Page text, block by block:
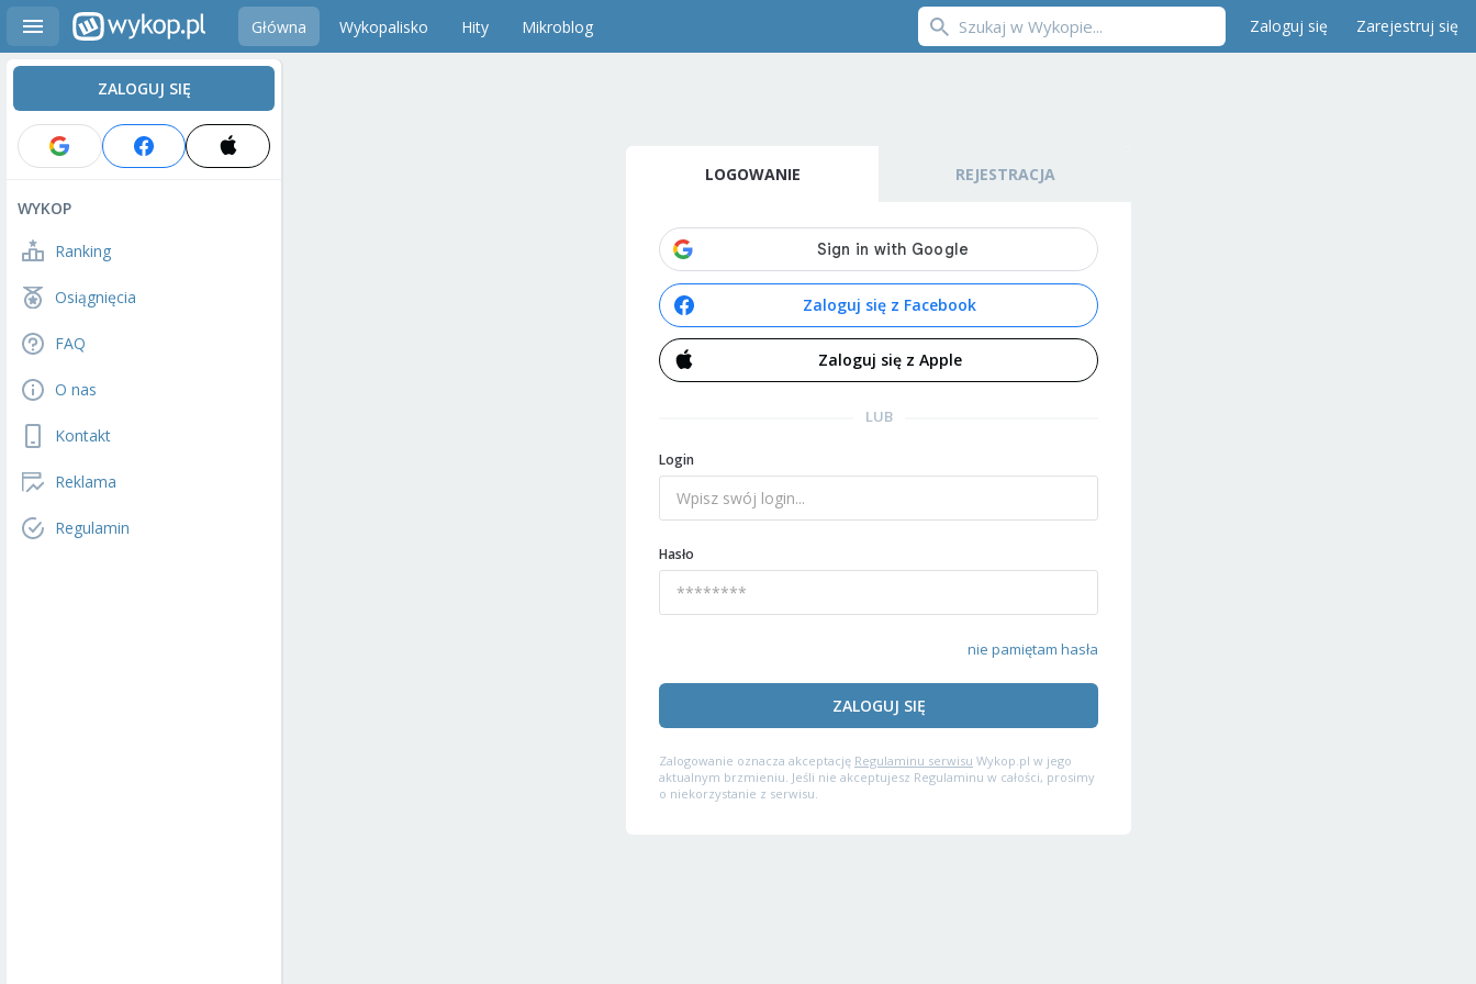
Główna Wykopalisko Hity Mikroblog Zaloguj się Zarejestruj się
ZALOGUJ SIĘ
WYKOP
Ranking
Osiągnięcia
FAQ
O nas
Kontakt
Reklama
Regulamin
LOGOWANIE REJESTRACJA
Zaloguj się z Facebook
Zaloguj się z Apple
LUB
Login
Hasło
nie pamiętam hasła
ZALOGUJ SIĘ
Zalogowanie oznacza akceptację Regulaminu serwisu Wykop.pl w jego
aktualnym brzmieniu. Jeśli nie akceptujesz Regulaminu w całości, prosimy
o niekorzystanie z serwisu.